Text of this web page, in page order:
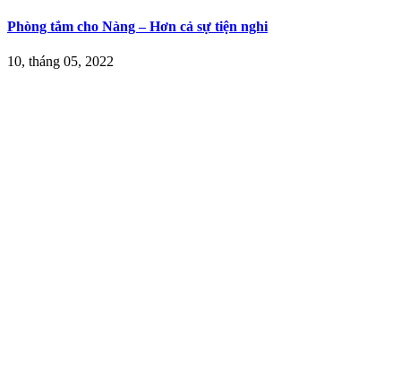
Phòng tắm cho Nàng – Hơn cả sự tiện nghi
10, tháng 05, 2022